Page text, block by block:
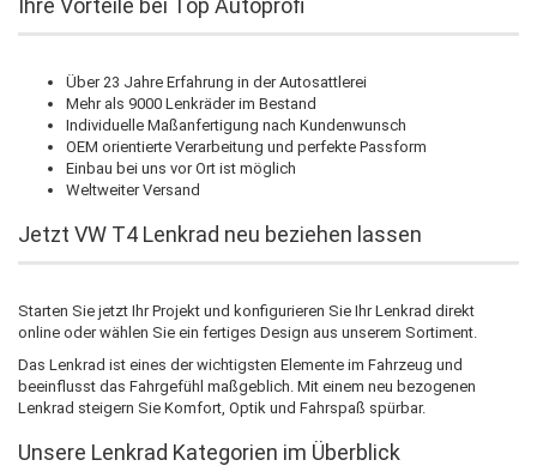
Ihre Vorteile bei Top Autoprofi
Über 23 Jahre Erfahrung in der Autosattlerei
Mehr als 9000 Lenkräder im Bestand
Individuelle Maßanfertigung nach Kundenwunsch
OEM orientierte Verarbeitung und perfekte Passform
Einbau bei uns vor Ort ist möglich
Weltweiter Versand
Jetzt VW T4 Lenkrad neu beziehen lassen
Starten Sie jetzt Ihr Projekt und konfigurieren Sie Ihr Lenkrad direkt
online oder wählen Sie ein fertiges Design aus unserem Sortiment.
Das Lenkrad ist eines der wichtigsten Elemente im Fahrzeug und
beeinflusst das Fahrgefühl maßgeblich. Mit einem neu bezogenen
Lenkrad steigern Sie Komfort, Optik und Fahrspaß spürbar.
Unsere Lenkrad Kategorien im Überblick